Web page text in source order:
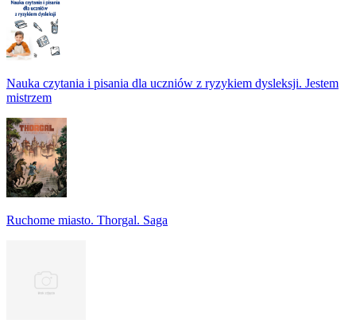
Nauka czytania i pisania dla uczniów z ryzykiem dysleksji. Jestem
mistrzem
Ruchome miasto. Thorgal. Saga